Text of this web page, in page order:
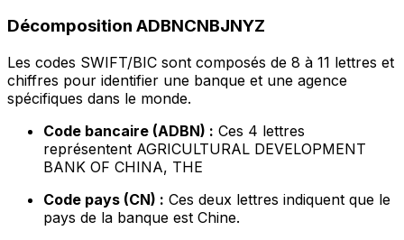
Décomposition ADBNCNBJNYZ
Les codes SWIFT/BIC sont composés de 8 à 11 lettres et
chiffres pour identifier une banque et une agence
spécifiques dans le monde.
Code bancaire (ADBN) : Ces 4 lettres
représentent AGRICULTURAL DEVELOPMENT
BANK OF CHINA, THE
Code pays (CN) : Ces deux lettres indiquent que le
pays de la banque est Chine.